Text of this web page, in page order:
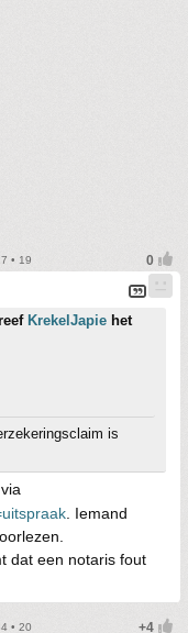
• 19
KrekelJapie het
is
. Iemand
dat een notaris fout
• 20